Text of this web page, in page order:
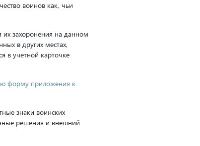
воинов как, чьи
захоронения на данном
в других местах,
в учетной карточке
форму приложения к
знаки воинских
решения и внешний